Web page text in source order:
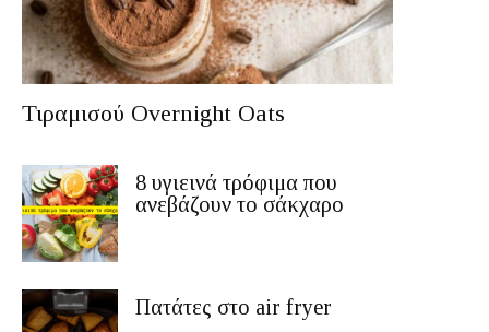
Τιραμισού Overnight Oats
8 υγιεινά τρόφιμα που
ανεβάζουν το σάκχαρο
Πατάτες στο air fryer